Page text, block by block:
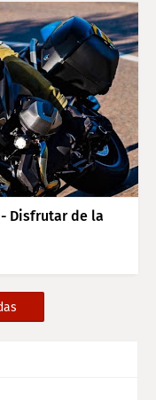
Disfrutar de la